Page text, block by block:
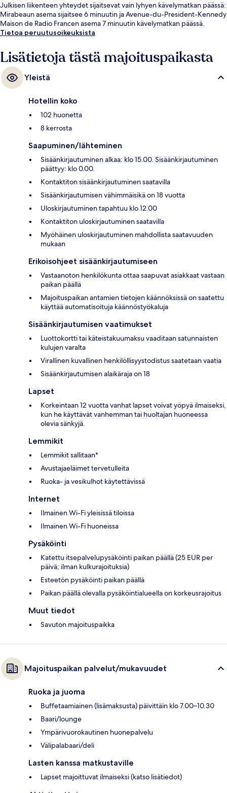
Julkisen liikenteen yhteydet sijaitsevat vain lyhyen kävelymatkan päässä:
Mirabeaun asema sijaitsee 6 minuutin ja Avenue-du-President-Kennedy
Maison de Radio Francen asema 7 minuutin kävelymatkan päässä.
Tietoa peruutusoikeuksista
Lisätietoja tästä majoituspaikasta
Yleistä
Hotellin koko
102 huonetta
8 kerrosta
Saapuminen/lähteminen
Sisäänkirjautuminen alkaa: klo 15.00. Sisäänkirjautuminen
päättyy: klo 0.00.
Kontaktiton sisäänkirjautuminen saatavilla
Sisäänkirjautumisen vähimmäisikä on 18 vuotta
Uloskirjautuminen tapahtuu klo 12.00
Kontaktiton uloskirjautuminen saatavilla
Myöhäinen uloskirjautuminen mahdollista saatavuuden
mukaan
Erikoisohjeet sisäänkirjautumiseen
Vastaanoton henkilökunta ottaa saapuvat asiakkaat vastaan
paikan päällä
Majoituspaikan antamien tietojen käännöksissä on saatettu
käyttää automatisoituja käännöstyökaluja
Sisäänkirjautumisen vaatimukset
Luottokortti tai käteistakuumaksu vaaditaan satunnaisten
kulujen varalta
Virallinen kuvallinen henkilöllisyystodistus saatetaan vaatia
Sisäänkirjautumisen alaikäraja on 18
Lapset
Korkeintaan 12 vuotta vanhat lapset voivat yöpyä ilmaiseksi,
kun he käyttävät vanhemman tai huoltajan huoneessa
olevia sänkyjä.
Lemmikit
Lemmikit sallitaan*
Avustajaeläimet tervetulleita
Ruoka- ja vesikulhot käytettävissä
Internet
Ilmainen Wi-Fi yleisissä tiloissa
Ilmainen Wi-Fi huoneissa
Pysäköinti
Katettu itsepalvelupysäköinti paikan päällä (25 EUR per
päivä; ilman kulkurajoituksia)
Esteetön pysäköinti paikan päällä
Paikan päällä olevalla pysäköintialueella on korkeusrajoitus
Muut tiedot
Savuton majoituspaikka
Majoituspaikan palvelut/mukavuudet
Ruoka ja juoma
Buffetaamiainen (lisämaksusta) päivittäin klo 7.00–10.30
Baari/lounge
Ympärivuorokautinen huonepalvelu
Välipalabaari/deli
Lasten kanssa matkustaville
Lapset majoittuvat ilmaiseksi (katso lisätiedot)